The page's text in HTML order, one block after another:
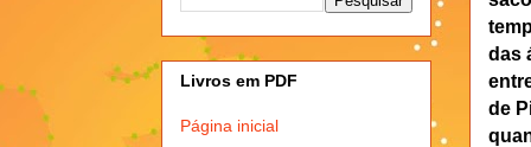
das
de
Livros em PDF
Página inicial